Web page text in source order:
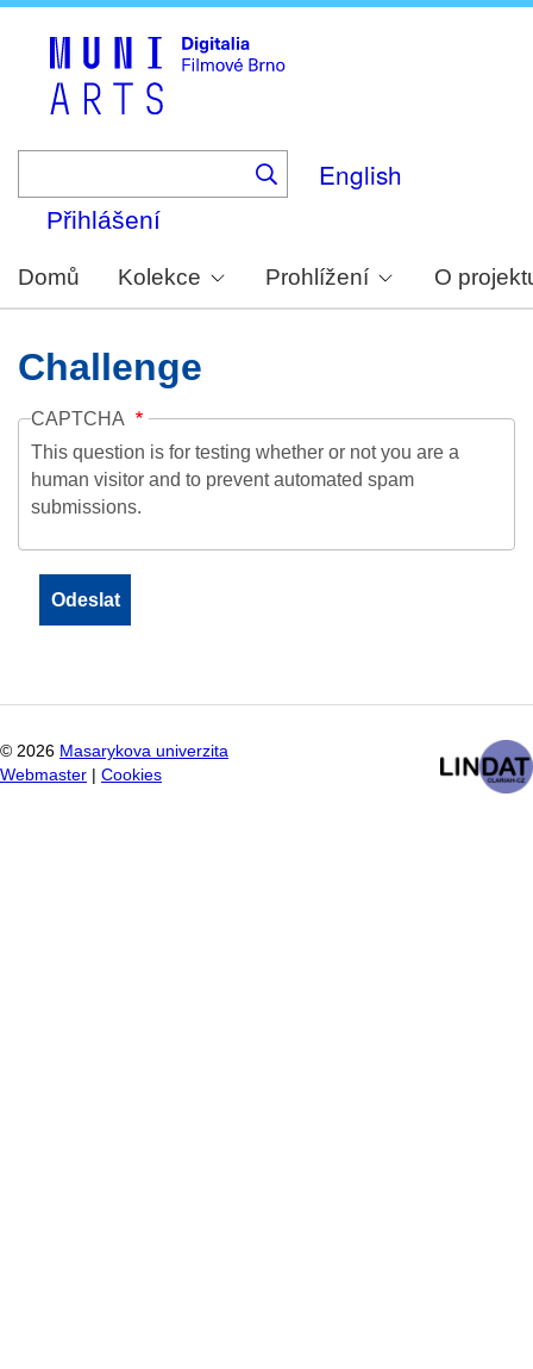
English
Přihlášení
Domů Kolekce Prohlížení O
Challenge
CAPTCHA
This question is for testing whether or not you are a
human visitor and to prevent automated spam
submissions.
© 2026 Masarykova univerzita
Webmaster
Cookies